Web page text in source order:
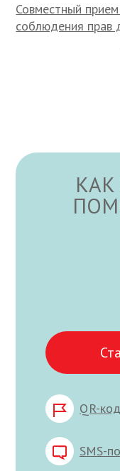
Совместный
соблюдения прав
QR-
SMS-